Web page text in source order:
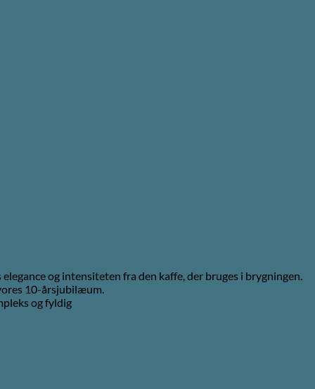
og intensiteten fra den kaffe, der bruges i brygningen.
10-årsjubilæum.
og fyldig